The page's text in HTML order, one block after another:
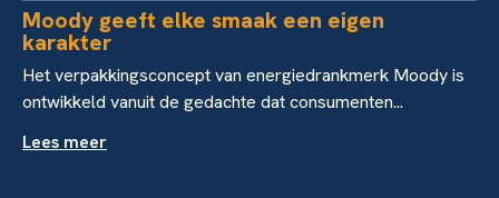
Moody geeft elke smaak een eigen
karakter
Het verpakkingsconcept van energiedrankmerk Moody is
ontwikkeld vanuit de gedachte dat consumenten...
Lees meer